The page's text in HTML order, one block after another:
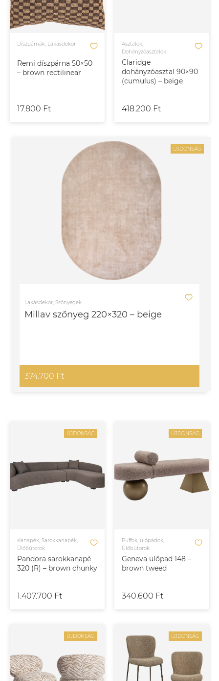
Remi díszpárna 50×50
– brown rectilinear
Díszpárnák, Lakásdekor
17.800 Ft
Claridge
dohányzóasztal 90×90
(cumulus) – beige
Asztalok,
Dohányzóasztalok
418.200 Ft
ÚJDONSÁG
Millav szőnyeg 220×320 – beige
Lakásdekor, Szőnyegek
374.700 Ft
ÚJDONSÁG
Pandora sarokkanapé
320 (R) – brown chunky
Kanapék, Sarokkanapék,
Ülőbútorok
1.407.700 Ft
ÚJDONSÁG
Geneva ülőpad 148 –
brown tweed
Puffok, ülőpadok,
Ülőbútorok
340.600 Ft
ÚJDONSÁG ÚJDONSÁG